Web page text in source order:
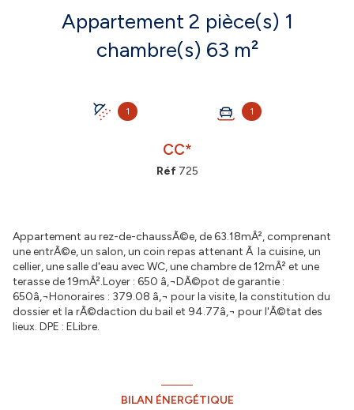
Appartement 2 pièce(s) 1
chambre(s) 63 m²
1 1
CC*
Réf 725
Appartement au rez-de-chaussÃ©e, de 63.18mÂ², comprenant
une entrÃ©e, un salon, un coin repas attenant Ã la cuisine, un
cellier, une salle d'eau avec WC, une chambre de 12mÂ² et une
terasse de 19mÂ².Loyer : 650 â‚¬DÃ©pot de garantie :
650â‚¬Honoraires : 379.08 â‚¬ pour la visite, la constitution du
dossier et la rÃ©daction du bail et 94.77â‚¬ pour l'Ã©tat des
lieux. DPE : ELibre.
BILAN ÉNERGÉTIQUE